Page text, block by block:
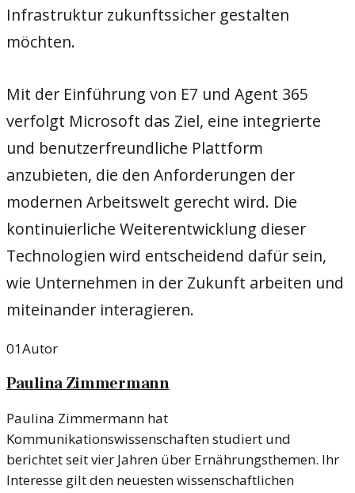
Infrastruktur zukunftssicher gestalten
möchten.
Mit der Einführung von E7 und Agent 365
verfolgt Microsoft das Ziel, eine integrierte
und benutzerfreundliche Plattform
anzubieten, die den Anforderungen der
modernen Arbeitswelt gerecht wird. Die
kontinuierliche Weiterentwicklung dieser
Technologien wird entscheidend dafür sein,
wie Unternehmen in der Zukunft arbeiten und
miteinander interagieren.
01Autor
Paulina Zimmermann
Paulina Zimmermann hat
Kommunikationswissenschaften studiert und
berichtet seit vier Jahren über Ernährungsthemen. Ihr
Interesse gilt den neuesten wissenschaftlichen